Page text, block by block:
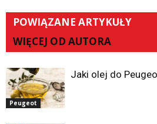
POWIĄZANE ARTYKUŁY
WIĘCEJ OD AUTORA
Peugeot
Jaki olej do